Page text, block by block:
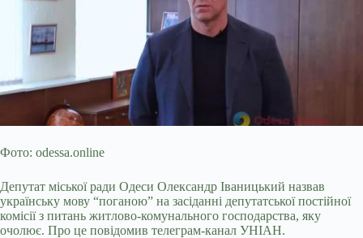
Фото: odessa.online
Депутат міської ради Одеси Олександр Іваницький назвав
українську мову “поганою” на засіданні депутатської постійної
комісії з питань житлово-комунального господарства, яку
очолює. Про це повідомив телеграм-канал УНІАН.